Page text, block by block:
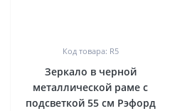
Код товара: R5
Зеркало в черной
металлической раме с
подсветкой 55 см Рэфорд